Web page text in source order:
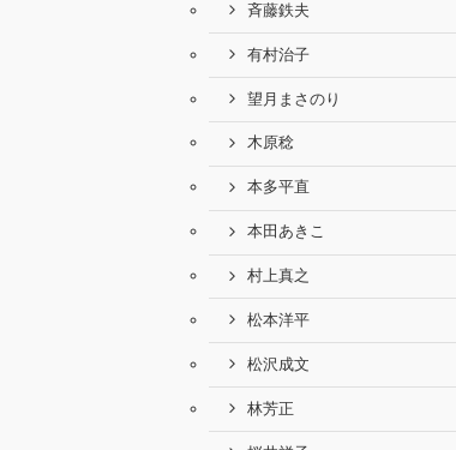
斉藤鉄夫
有村治子
望月まさのり
木原稔
本多平直
本田あきこ
村上真之
松本洋平
松沢成文
林芳正